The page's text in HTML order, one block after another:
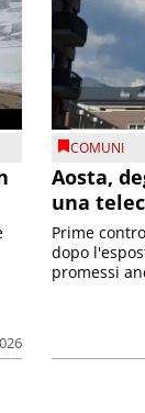
COMUNI
Aosta,
una
Prime
dopo
promessi